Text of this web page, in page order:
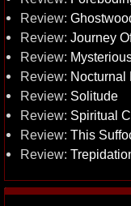
Review:
Review: Journey
Review:
Review: Nocturnal
Review: Solitude
Review: Spiritual
Review: This
Review: